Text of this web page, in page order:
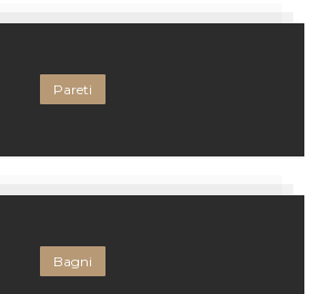
Pareti
Bagni